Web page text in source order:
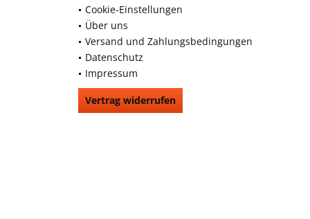
Cookie-Einstellungen
Über uns
Versand und Zahlungsbedingungen
Datenschutz
Impressum
Vertrag widerrufen